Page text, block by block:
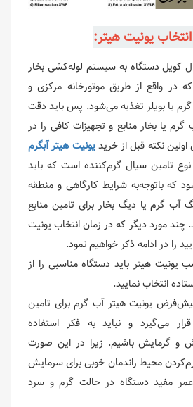
یونیت هیتر:
کویل دستگاه به سیستم لوله‌کشی بخار
در واقع از طریق موتورخانه مرکزی و
یا بویلر تغذیه می‌شود. پس باید دقت
گرم یا بخار منابع و تجهیزات کافی را در
نکته قبل از خریدیونیت هیتر آبگرم
تامین سیال گرم‌کننده است که باید
که باتوجه‌به شرایط کارگاهی و منطقه
آب گرم یا دیگ بخار برای تامین منابع
چند مورد دیگر که در زمان انتخاب یونیت
را در ادامه ذکر خواهیم نمود.
یونیت هیتر باید دستگاه مناسبی را از
انتخاب نمایید.
پیش‌فرض یونیت هیتر آب گرم برای تامین
می‌گیرد و نباید به فکر استفاده
و گرمایش باشیم. زیرا در این صورت
محیط راندمان خوبی برای سرمایش
مفید دستگاه در حالت گرم و سرد